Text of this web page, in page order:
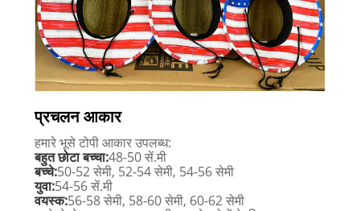
प्रचलन आकार
हमारे भूसे टोपी आकार उपलब्ध:
बहुत छोटा बच्चा:48-50 सें.मी
बच्चे:50-52 सेमी, 52-54 सेमी, 54-56 सेमी
युवा:54-56 सें.मी
वयस्क:56-58 सेमी, 58-60 सेमी, 60-62 सेमी